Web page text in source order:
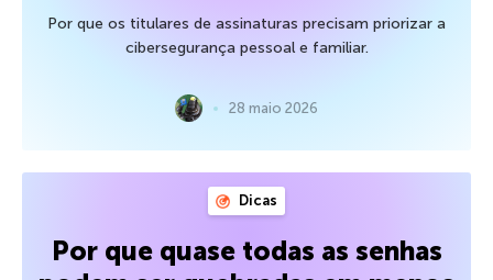
Por que os titulares de assinaturas precisam priorizar a
cibersegurança pessoal e familiar.
28 maio 2026
Dicas
Por que quase todas as senhas